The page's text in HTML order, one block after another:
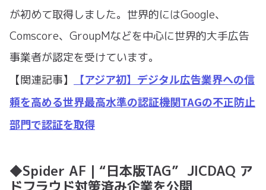
が初めて取得しました。世界的にはGoogle、
Comscore、GroupMなどを中心に世界的大手広告
事業者が認定を受けています。
【関連記事】
【アジア初】デジタル広告業界への信
頼を高める世界最高水準の認証機関TAGの不正防止
部門で認証を取得
◆Spider AF｜“日本版TAG” JICDAQ ア
ドフラウド対策済み企業を公開